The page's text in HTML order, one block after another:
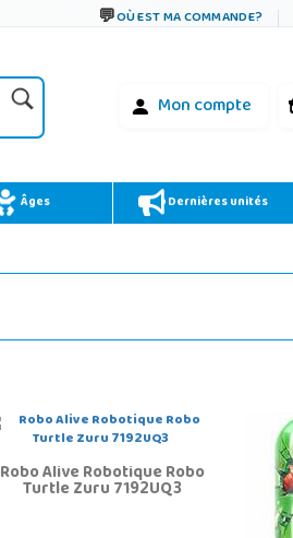
OÙ EST MA COMMANDE?
Mon compte
Âges Dernières unités
Robo Alive Robotique Robo
Turtle Zuru 7192UQ3